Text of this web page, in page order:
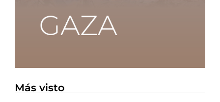
Más visto